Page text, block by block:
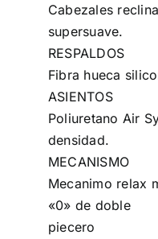
Cabezales
supersuave.
RESPALDOS
Fibra hueca
ASIENTOS
Poliuretano Air
densidad.
MECANISMO
Mecanimo relax
«0» de doble
piecero